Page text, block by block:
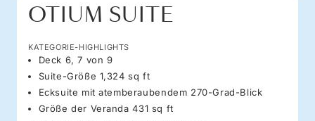
OTIUM SUITE
KATEGORIE-HIGHLIGHTS
Deck 6, 7 von 9
Suite-Größe 1,324 sq ft
Ecksuite mit atemberaubendem 270-Grad-Blick
Größe der Veranda 431 sq ft